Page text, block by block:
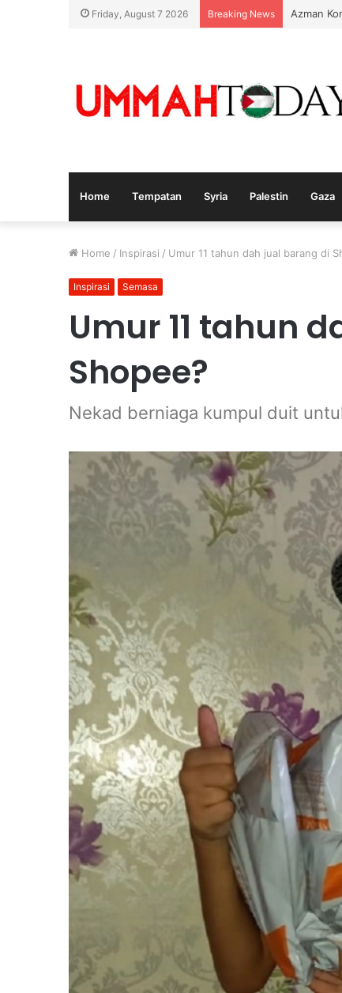
Friday, August 7 2026 Breaking News Azman
Home Tempatan Syria Palestin Gaza
Home / Inspirasi / Umur 11 tahun dah jual barang di
Inspirasi Semasa
Umur 11 tahun
Shopee?
Nekad berniaga kumpul duit